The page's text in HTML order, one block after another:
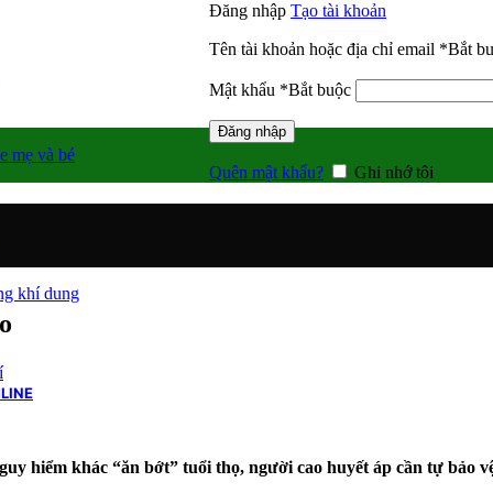
Đăng nhập Tạo tài khoản
Tên tài khoản hoặc địa chỉ email *Bắt
Mật khẩu *Bắt buộc
Đăng nhập
Quên mật khẩu? Ghi nhớ tôi
mẹ và bé
khí dung
hiểm khác “ăn bớt” tuổi thọ, người cao huyết áp cần tự bảo